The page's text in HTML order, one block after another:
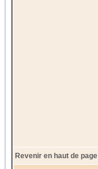
Revenir en haut de page